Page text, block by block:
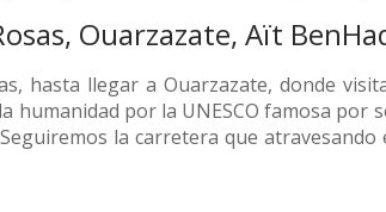
Ouarzazate, Aït
hasta llegar a Ouarzazate, donde
humanidad por la UNESCO famosa
Seguiremos la carretera que